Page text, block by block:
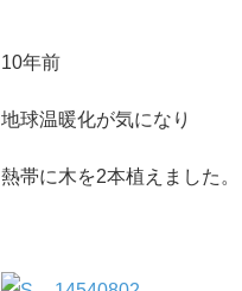
10年前
地球温暖化が気になり
熱帯に木を2本植えました。